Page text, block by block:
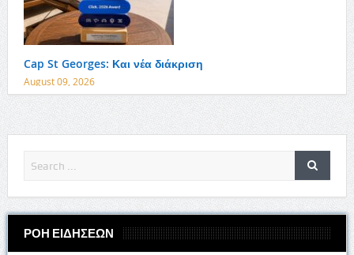
Cap St Georges: Και νέα διάκριση
August 09, 2026
ΡΟΗ ΕΙΔΗΣΕΩΝ